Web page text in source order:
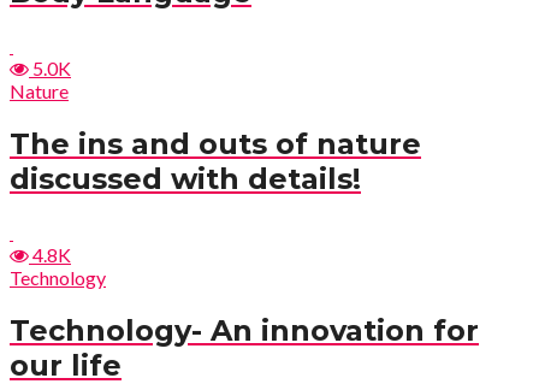
5.0K
Nature
The ins and outs of nature
discussed with details!
4.8K
Technology
Technology- An innovation for
our life